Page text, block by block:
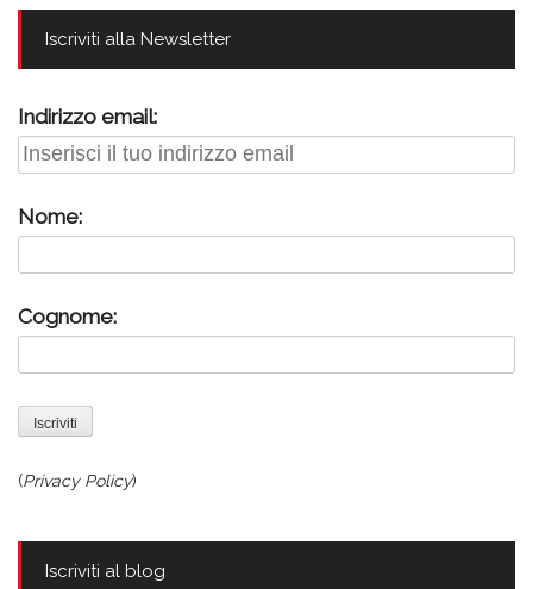
Iscriviti alla Newsletter
Indirizzo email:
Nome:
Cognome:
(Privacy Policy)
Iscriviti al blog